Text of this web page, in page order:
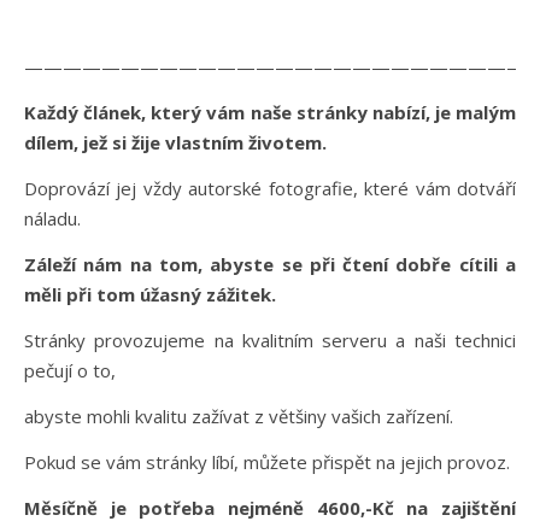
Každý článek, který vám naše stránky nabízí, je malým
dílem, jež si žije vlastním životem.
Doprovází jej vždy autorské fotografie, které vám dotváří
náladu.
Záleží nám na tom, abyste se při čtení dobře cítili a
měli při tom úžasný zážitek.
Stránky provozujeme na kvalitním serveru a naši technici
pečují o to,
abyste mohli kvalitu zažívat z většiny vašich zařízení.
Pokud se vám stránky líbí, můžete přispět na jejich provoz.
Měsíčně je potřeba nejméně 4600,-Kč na zajištění